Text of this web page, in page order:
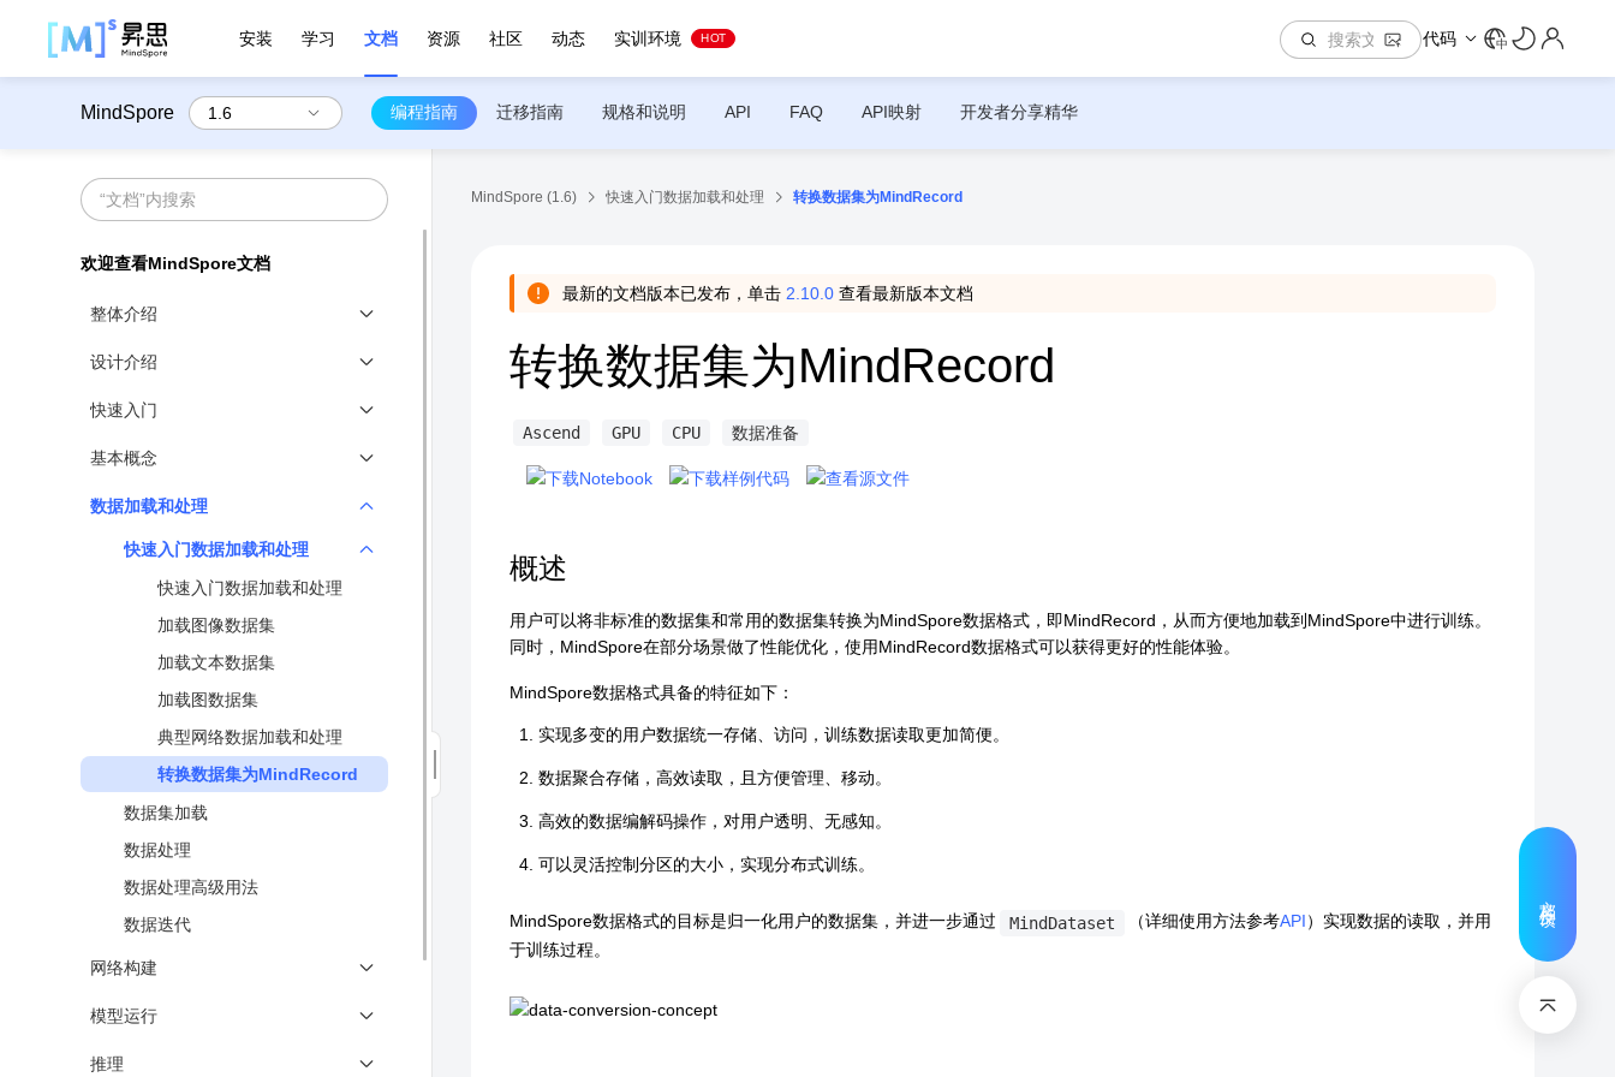
安装 学习 文档 资源 社区 动态 实训环境 HOT 代码 中
MindSpore 编程指南 迁移指南 规格和说明 API FAQ API映射 开发者分享精华
欢迎查看MindSpore文档
整体介绍
MindSpore总体架构
设计介绍
技术白皮书
静态图和动态图
分布式训练
异构并行训练
MindSpore IR（MindIR）
高性能数据处理引擎
可视化调试调优↗
安全可信↗
术语
快速入门
实现简单线性函数拟合↗
基本概念
DataType
Tensor
Parameter
Dataset
数据加载和处理
快速入门数据加载和处理
快速入门数据加载和处理
加载图像数据集
加载文本数据集
加载图数据集
典型网络数据加载和处理
转换数据集为MindRecord
数据集加载
数据处理
数据处理高级用法
数据迭代
网络构建
构建单算子网络和多层网络
模型运行
推理
MindSpore (1.6) 快速入门数据加载和处理 转换数据集为MindRecord
最新的文档版本已发布，单击 2.10.0 查看最新版本文档
转换数据集为MindRecord
Ascend GPU CPU 数据准备
概述
用户可以将非标准的数据集和常用的数据集转换为MindSpore数据格式，即MindRecord，从而方便地加载到MindSpore中进行训练。
同时，MindSpore在部分场景做了性能优化，使用MindRecord数据格式可以获得更好的性能体验。
MindSpore数据格式具备的特征如下：
实现多变的用户数据统一存储、访问，训练数据读取更加简便。
数据聚合存储，高效读取，且方便管理、移动。
高效的数据编解码操作，对用户透明、无感知。
可以灵活控制分区的大小，实现分布式训练。
MindSpore数据格式的目标是归一化用户的数据集，并进一步通过 MindDataset （详细使用方法参考API）实现数据的读取，并用
于训练过程。